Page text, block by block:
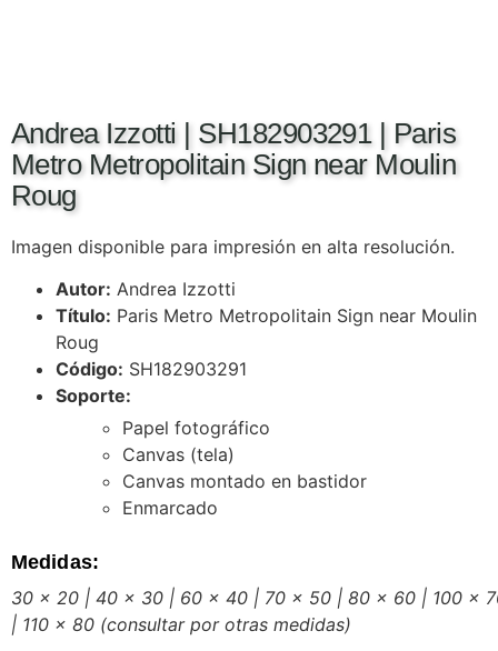
Andrea Izzotti | SH182903291 | Paris
Metro Metropolitain Sign near Moulin
Roug
Imagen disponible para impresión en alta resolución.
Autor: Andrea Izzotti
Título: Paris Metro Metropolitain Sign near Moulin
Roug
Código: SH182903291
Soporte:
Papel fotográfico
Canvas (tela)
Canvas montado en bastidor
Enmarcado
Medidas:
30 x 20 | 40 x 30 | 60 x 40 | 70 x 50 | 80 x 60 | 100 x
| 110 x 80 (consultar por otras medidas)